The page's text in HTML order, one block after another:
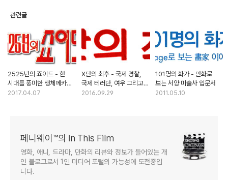
관련글
2525년의 죠이드 - 한
시대를 풍미한 생체메카
죠이드의 추억
2017.04.07
X단의 최후 - 국제 경찰,
국제 테러단, 여우 그리고
겟타 로보
2016.09.29
101명의 화가 - 만화로
보는 서양 미술사 입문서
2011.05.10
페니웨이™의 In This Film
영화, 애니, 드라마, 만화의 리뷰와 정보가 들어있는 개
인 블로그로서 1인 미디어 포털의 가능성에 도전중입
니다.